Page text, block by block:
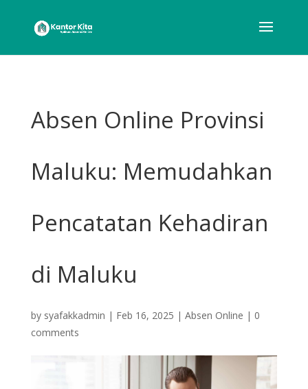
Absen Online Provinsi
Maluku: Memudahkan
Pencatatan Kehadiran
di Maluku
by syafakkadmin | Feb 16, 2025 | Absen Online | 0
comments